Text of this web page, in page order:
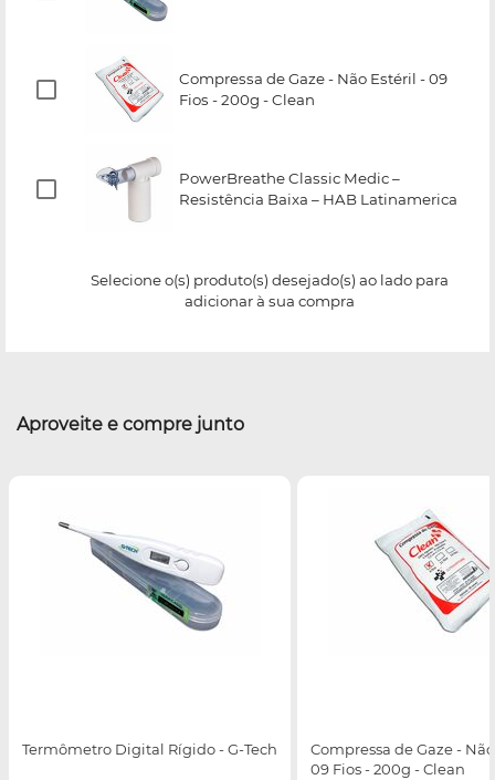
Compressa de Gaze - Não Estéril - 09
Fios - 200g - Clean
PowerBreathe Classic Medic –
Resistência Baixa – HAB Latinamerica
Selecione o(s) produto(s) desejado(s) ao lado para
adicionar à sua compra
Aproveite e compre junto
Termômetro Digital Rígido - G-Tech
Compressa de Gaze -
09 Fios - 200g - Clean